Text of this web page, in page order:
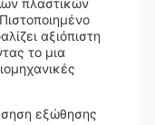
πλαστικών
αξιόπιστη
το μια
εξώθησης